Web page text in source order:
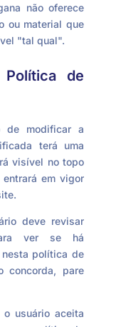
não oferece
ou material que
"tal qual".
de
de modificar a
terá uma
visível no topo
em vigor
deve revisar
ver se há
nesta política de
concorda, pare
usuário aceita